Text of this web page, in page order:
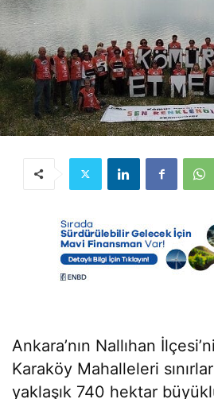
Ankara’nın Nallıhan
Karaköy Mahalleleri
yaklaşık 740 hektar